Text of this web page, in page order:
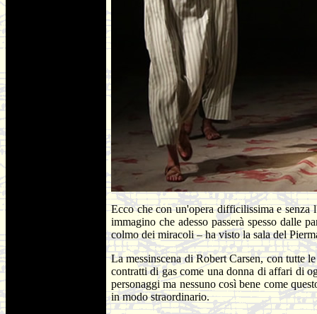
Ecco che con un'opera difficilissima e senza
immagino che adesso passerà spesso dalle
colmo dei miracoli – ha visto la sala del
La messinscena di Robert Carsen, con tutte
contratti di gas come una donna di affari di
personaggi ma nessuno così bene come
in modo straordinario.